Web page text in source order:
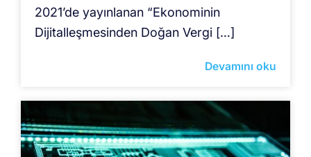
2021’de yayınlanan “Ekonominin
Dijitalleşmesinden Doğan Vergi […]
Devamını oku